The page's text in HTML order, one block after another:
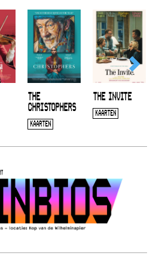
THE
CHRISTOPHERS
KAARTEN
THE INVITE
KAARTEN